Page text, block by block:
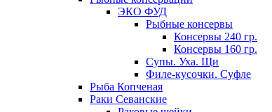
ЭКО ФУД
Рыбные консервы
Консервы 240 гр.
Консервы 160 гр.
Супы. Уха. Щи
Филе-кусочки. Суфле
Рыба Копченая
Раки Севанские